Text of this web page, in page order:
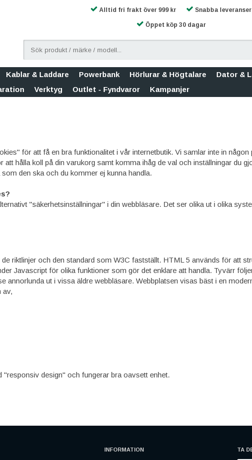
Alltid fri frakt över 999 kr Snabba leveranser
Öppet köp 30 dagar
Kablar & Laddare Powerbank Hörlurar & Högtalare Dator &
Verktyg Outlet - Fyndvaror Kampanjer
för att få en bra funktionalitet i vår internetbutik. Vi samlar inte in
att hålla koll på din varukorg samt komma ihåg de val och inställningar du
den ska och du kommer ej kunna handla.
"säkerhetsinställningar" i din webbläsare. Det ser olika ut i olika
riktlinjer och den standard som W3C fastställt. HTML 5 används för att
Javascript för olika funktioner som gör det enklare att handla. Tyvärr
annorlunda ut i vissa äldre webbläsare. Webbplatsen visas bäst i en
av,
"responsiv design" och fungerar bra oavsett enhet.
INFORMATION TA